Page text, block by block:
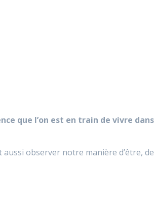
que l’on est en train de vivre dans
observer notre manière d’être, de